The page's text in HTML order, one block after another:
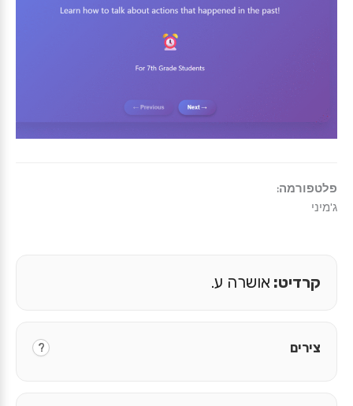
פלטפורמה:
ג'מיני
קרדיט: אושרה ע.
צירים ?